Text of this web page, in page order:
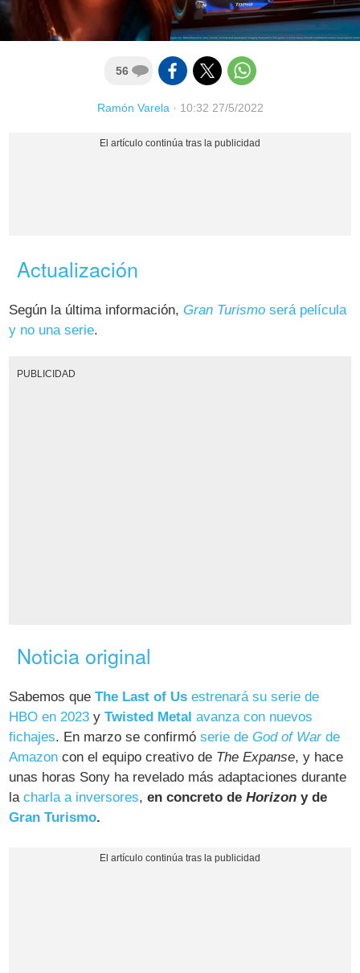
56
Ramón Varela· 10:32 27/5/2022
Actualización
Según la última información,Gran Turismo será película
y no una serie.
PUBLICIDAD
Noticia original
Sabemos queThe Last of Us estrenará su serie de
HBO en 2023 yTwisted Metal avanza con nuevos
fichajes. En marzo se confirmóserie deGod of Warde
Amazon con el equipo creativo de The Expanse, y hace
unas horas Sony ha revelado más adaptaciones durante
lacharla a inversores,en concreto deHorizon y de
Gran Turismo.